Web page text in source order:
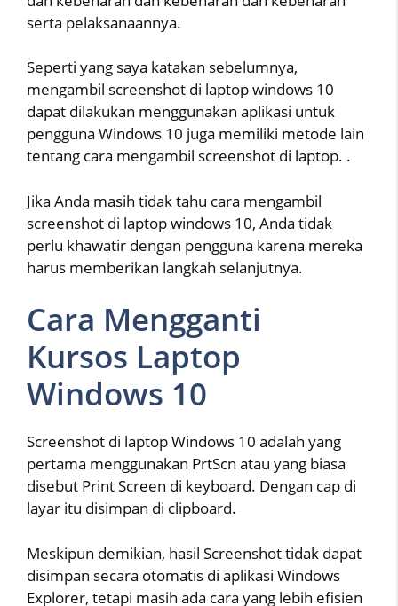
serta pelaksanaannya.
Seperti yang saya katakan sebelumnya,
mengambil screenshot di laptop windows 10
dapat dilakukan menggunakan aplikasi untuk
pengguna Windows 10 juga memiliki metode lain
tentang cara mengambil screenshot di laptop. .
Jika Anda masih tidak tahu cara mengambil
screenshot di laptop windows 10, Anda tidak
perlu khawatir dengan pengguna karena mereka
harus memberikan langkah selanjutnya.
Cara Mengganti
Kursos Laptop
Windows 10
Screenshot di laptop Windows 10 adalah yang
pertama menggunakan PrtScn atau yang biasa
disebut Print Screen di keyboard. Dengan cap di
layar itu disimpan di clipboard.
Meskipun demikian, hasil Screenshot tidak dapat
disimpan secara otomatis di aplikasi Windows
Explorer, tetapi masih ada cara yang lebih efisien